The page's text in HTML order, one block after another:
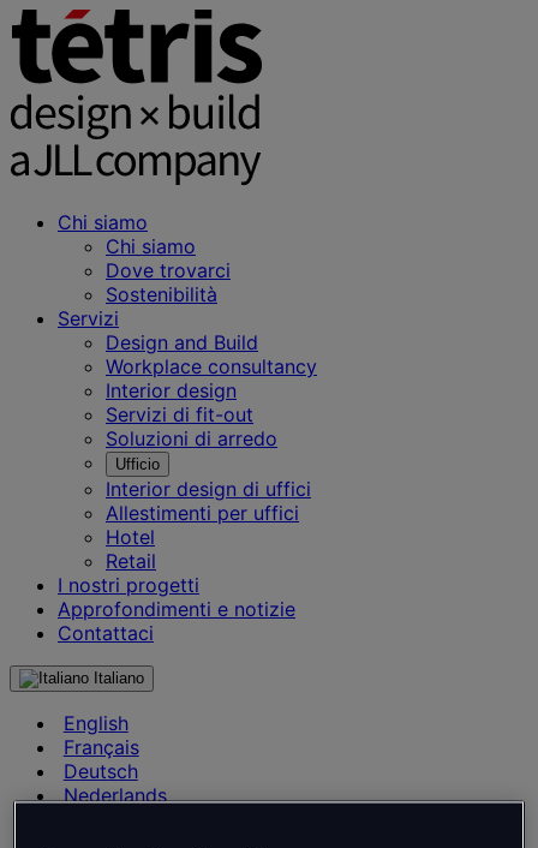
Chi siamo
Chi siamo
Dove trovarci
Sostenibilità
Servizi
Design and Build
Workplace consultancy
Interior design
Servizi di fit-out
Soluzioni di arredo
Ufficio
Interior design di uffici
Allestimenti per uffici
Hotel
Retail
I nostri progetti
Approfondimenti e notizie
Contattaci
Italiano
English
Français
Deutsch
Nederlands